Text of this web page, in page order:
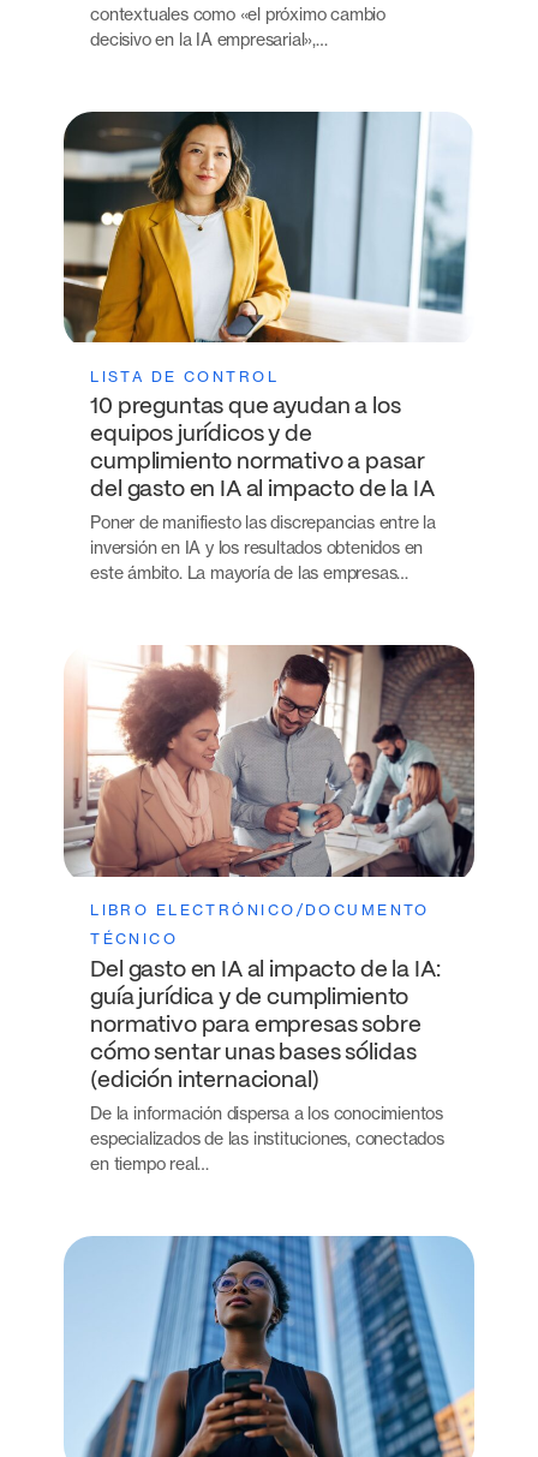
contextuales como «el próximo cambio
decisivo en la IA empresarial»,…
LISTA DE CONTROL
10 preguntas que ayudan a los
equipos jurídicos y de
cumplimiento normativo a pasar
del gasto en IA al impacto de la IA
Poner de manifiesto las discrepancias entre la
inversión en IA y los resultados obtenidos en
este ámbito. La mayoría de las empresas…
LIBRO ELECTRÓNICO/DOCUMENTO
TÉCNICO
Del gasto en IA al impacto de la IA:
guía jurídica y de cumplimiento
normativo para empresas sobre
cómo sentar unas bases sólidas
(edición internacional)
De la información dispersa a los conocimientos
especializados de las instituciones, conectados
en tiempo real…